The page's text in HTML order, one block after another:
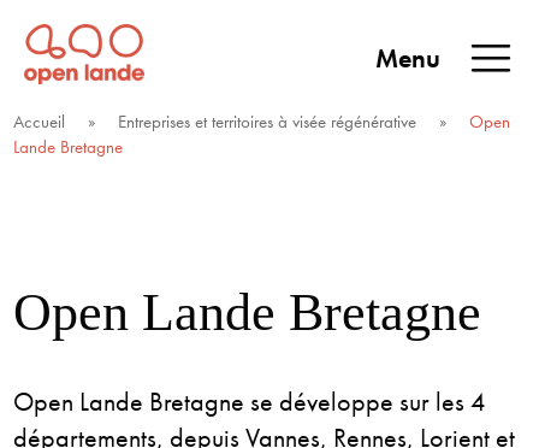
Aller
directement
au
contenu
TERRITOIRES
Open Lande
Entreprises & territoires
Menu
Accueil » Entreprises et territoires à visée régénérative »
Open
Lande Bretagne
Open Lande Bretagne
Open Lande Bretagne se développe sur les 4
départements, depuis Vannes, Rennes, Lorient et